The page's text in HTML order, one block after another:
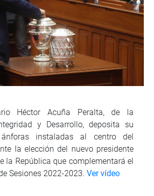
Héctor Acuña Peralta, de la
y Desarrollo, deposita su
instaladas al centro del
la elección del nuevo presidente
la República que complementará el
Sesiones 2022-2023. Ver vídeo